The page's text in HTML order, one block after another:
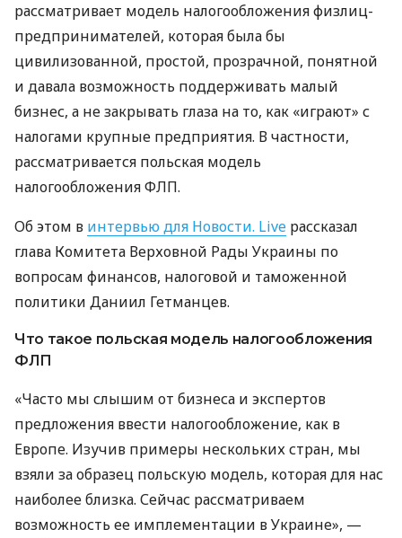
рассматривает модель налогообложения физлиц-
предпринимателей, которая была бы
цивилизованной, простой, прозрачной, понятной
и давала возможность поддерживать малый
бизнес, а не закрывать глаза на то, как «играют» с
налогами крупные предприятия. В частности,
рассматривается польская модель
налогообложения ФЛП.
Об этом в интервью для Новости. Live рассказал
глава Комитета Верховной Рады Украины по
вопросам финансов, налоговой и таможенной
политики Даниил Гетманцев.
Что такое польская модель налогообложения
ФЛП
«Часто мы слышим от бизнеса и экспертов
предложения ввести налогообложение, как в
Европе. Изучив примеры нескольких стран, мы
взяли за образец польскую модель, которая для нас
наиболее близка. Сейчас рассматриваем
возможность ее имплементации в Украине», —